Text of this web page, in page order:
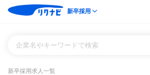
新卒採用
企業名やキーワードで検索
新卒採用求人一覧